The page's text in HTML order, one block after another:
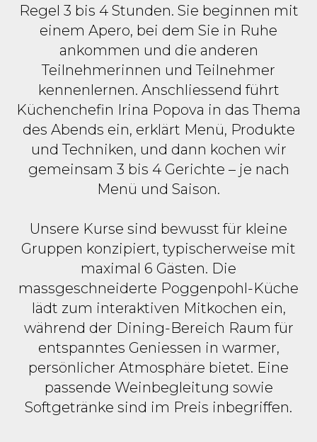
Regel 3 bis 4 Stunden. Sie beginnen mit
einem Apero, bei dem Sie in Ruhe
ankommen und die anderen
Teilnehmerinnen und Teilnehmer
kennenlernen. Anschliessend führt
Küchenchefin Irina Popova in das Thema
des Abends ein, erklärt Menü, Produkte
und Techniken, und dann kochen wir
gemeinsam 3 bis 4 Gerichte – je nach
Menü und Saison.
Unsere Kurse sind bewusst für kleine
Gruppen konzipiert, typischerweise mit
maximal 6 Gästen. Die
massgeschneiderte Poggenpohl-Küche
lädt zum interaktiven Mitkochen ein,
während der Dining-Bereich Raum für
entspanntes Geniessen in warmer,
persönlicher Atmosphäre bietet. Eine
passende Weinbegleitung sowie
Softgetränke sind im Preis inbegriffen.